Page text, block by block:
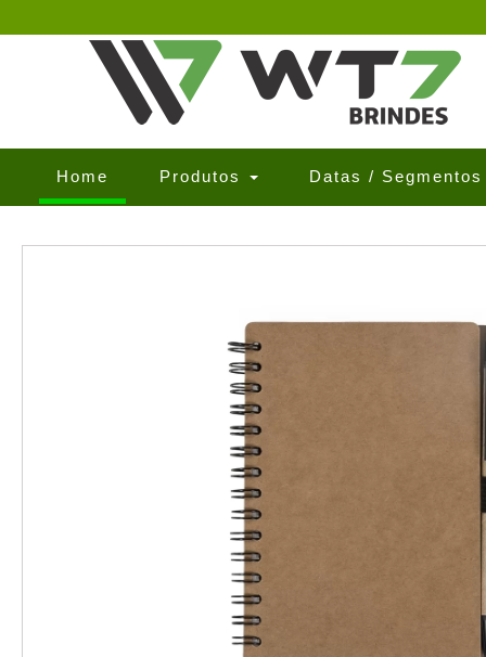
Home (current)Produtos Datas /